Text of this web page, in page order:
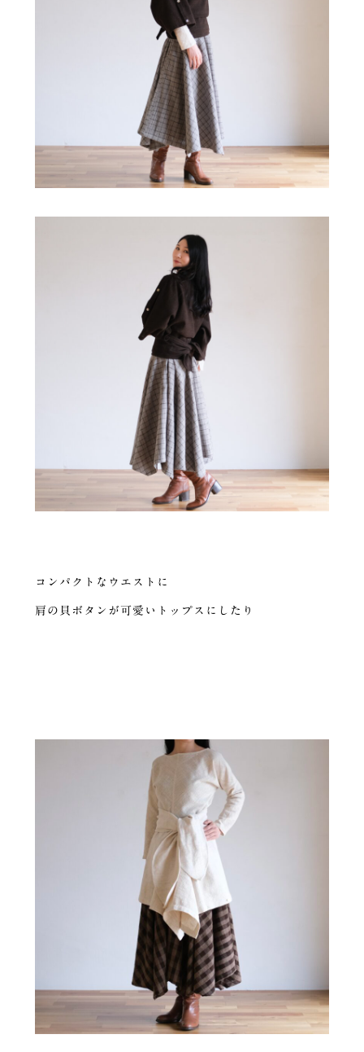
コンパクトなウエストに
肩の貝ボタンが可愛いトップスにしたり